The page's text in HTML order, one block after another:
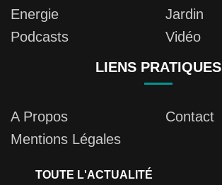
Energie
Jardin
Podcasts
Vidéo
LIENS PRATIQUES
A Propos
Contact
Mentions Légales
TOUTE L'ACTUALITÉ